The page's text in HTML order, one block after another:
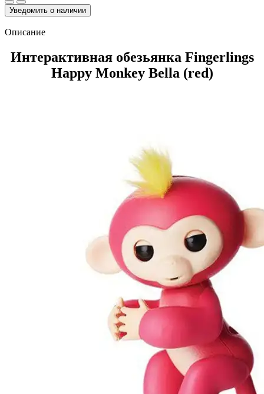
Уведомить о наличии
Описание
Интерактивная обезьянка Fingerlings
Happy Monkey Bella (red)